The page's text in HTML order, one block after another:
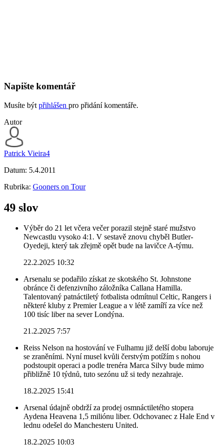
Napište komentář
Musíte být přihlášen pro přidání komentáře.
Autor
Patrick Vieira4
Datum: 5.4.2011
Rubrika: Gooners on Tour
49 slov
Výběr do 21 let včera večer porazil stejně staré mužstvo
Newcastlu vysoko 4:1. V sestavě znovu chyběl Butler-
Oyedeji, který tak zřejmě opět bude na lavičce A-týmu.
22.2.2025 10:32
Arsenalu se podařilo získat ze skotského St. Johnstone
obránce či defenzivního záložníka Callana Hamilla.
Talentovaný patnáctiletý fotbalista odmítnul Celtic, Rangers i
některé kluby z Premier League a v létě zamíří za více než
100 tisíc liber na sever Londýna.
21.2.2025 7:57
Reiss Nelson na hostování ve Fulhamu již delší dobu laboruje
se zraněními. Nyní musel kvůli čerstvým potížím s nohou
podstoupit operaci a podle trenéra Marca Silvy bude mimo
přibližně 10 týdnů, tuto sezónu už si tedy nezahraje.
18.2.2025 15:41
Arsenal údajně obdrží za prodej osmnáctiletého stopera
Aydena Heavena 1,5 miliónu liber. Odchovanec z Hale End v
lednu odešel do Manchesteru United.
18.2.2025 10:03